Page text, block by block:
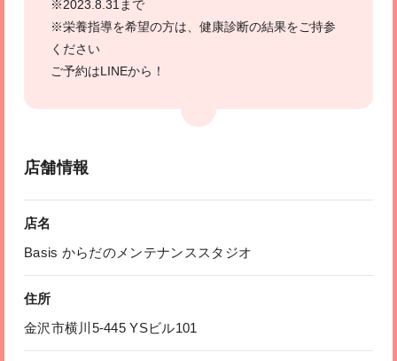
※2023.8.31まで
※栄養指導を希望の方は、健康診断の結果をご持参
ください
ご予約はLINEから！
店舗情報
店名
Basis からだのメンテナンススタジオ
住所
金沢市横川5-445 YSビル101